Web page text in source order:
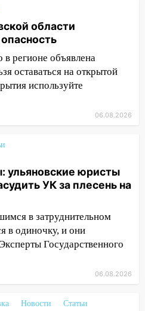
помогли
на улице
районе украли два
жара: какая будет
ульяновские
засудить УК
звезды сулят
на
Тюленева
области
области
регионе объявлена
оставаться на открытой
используйте
06.08.2026
ульяновские юристы
УК за плесень на
в затруднительном
в одиночку, и они
Государственного
06.08.2026
Новости
Статьи